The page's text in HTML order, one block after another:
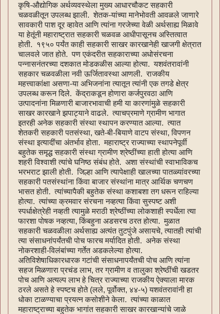
कृषि-औद्योगिक अर्थव्यवस्थेला मुख्य आधारचौकट सहकारी
चळवळीतून उपलब्ध झाली. शेतक-यांच्या मानेभोवती आवळले जाणारे
सावकारी पाश दूर व्हावेत आणि त्यांना गरजेच्या वेळी अर्थसाह्य मिळावे
या हेतूंनी महाराष्ट्रात सहकारी चळवळ आधीपासूनच अस्तित्वात
होती. १९५० पर्यंत काही सहकारी साखर कारखानेही खाजगी क्षेत्रात
चालवले जात होते. पण एकंदरीत सहकाराच्या अधोसंरचना
पन्नासनंतरच्या दशकात मोडकळीस आल्या होत्या. यशवंतरावांनी
सहकार चळवळीला नवी ऊर्जितावस्था आणली. राजकीय
महत्त्वाकांक्षा असणा-या अभिजनांना त्यातून त्यांनी एक तगडे क्षेत्र
उपलब्ध करून दिले. केंद्राकडून होणारा कर्जपुरवठा आणि
उत्पादनांना मिळणारी बाजारभावाची हमी या कारणांमुळे सहकारी
साखर कारखाने झपाट्याने वाढले. त्याचप्रमाणे ग्रामीण भागात
इतरही अनेक सहकारी संस्था स्थापन करण्यात आल्या. त्यात
शेतकरी सहकारी पतसंस्था, खते-बी-बियाणे वाटप संस्था, विपणन
संस्था इत्यादींचा अंतर्भाव होता. महाराष्ट्र राज्याच्या स्थापनेपूर्वी
बहुतेक समृद्ध सहकारी संस्था ग्रामीण श्रेष्ठींच्या हाती होत्या आणि
शहरी विश्वाशी त्यांचे घनिष्ठ संबंध होते. अशा संस्थांची स्वाभाविकच
भरभराट झाली होती. जिल्हा आणि त्यापेक्षाही खालच्या पातळ्यांवरच्या
सहकारी पतसंस्थांना किंवा बाजार संस्थांना मात्र आर्थिक चणचण
भासत होती. त्यांच्यापैकी बहुतेक संस्था कशाबशा तग धरून राहिल्या
होत्या. त्यांच्या क्रमवार संरचना नव्हत्या किंवा सुस्पष्ट अशी
स्पर्धाक्षेत्रेही नव्हती त्यामुळे मराठी श्रेष्ठींच्या लोकशाही स्पर्धेला त्या
फारशा पोषक नव्हत्या, किंबहुना अडसरच ठरत होत्या. मुळात
सहकारी चळवळीला अर्थसाह्य अत्यंत तुटपुंजे असायचे, त्यातही त्यांची
त्या संसाधनांपर्यंतची पोच फारच मर्यादित होती. अनेक संस्था
नोकरशाही-विलंबांच्या गर्तेत अडकलेल्या होत्या.
अतिविशेषाधिकारधारक गटांची संसाधनापर्यंतची पोच आणि त्यांना
सहज मिळणारा प्रचंड लाभ, तर ग्रामीण व तालुका श्रेष्ठींची खडतर
पोच आणि अत्यल्प लाभ हे चित्र राज्याच्या राजकीय ऐक्याला मारक
ठरले असते हे स्पष्टच होते (लले, पूर्वोक्त, ४४-५) यशवंतरावांनी हा
धोका टाळण्याचा प्रयत्न कसोशीने केला. त्यांच्या काळात
महाराष्ट्राच्या बहुतेक भागांत सहकारी साखर कारखान्यांचे जाळे